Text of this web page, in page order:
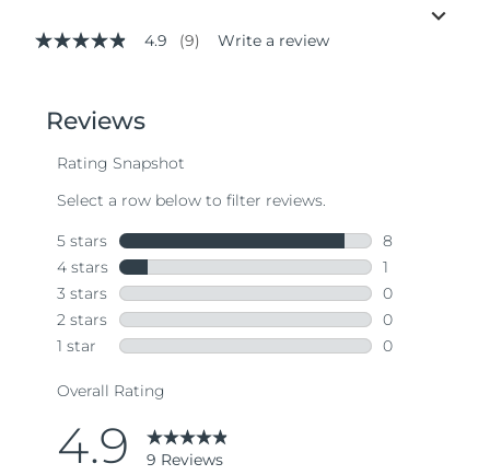
4.9
stars,
rating
value.
Same
page
link.
4.9 (9) Write a review